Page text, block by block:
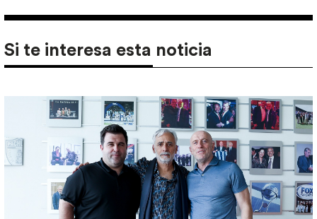
Si te interesa esta noticia